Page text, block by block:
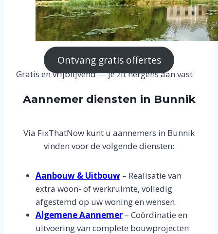
Ontvang gratis offertes
Gratis en vrijblijvend — je zit nergens aan vast
Aannemer diensten in Bunnik
Via FixThatNow kunt u aannemers in Bunnik
vinden voor de volgende diensten:
Aanbouw & Uitbouw– Realisatie van
extra woon- of werkruimte, volledig
afgestemd op uw woning en wensen.
Algemene Aannemer– Coördinatie en
uitvoering van complete bouwprojecten